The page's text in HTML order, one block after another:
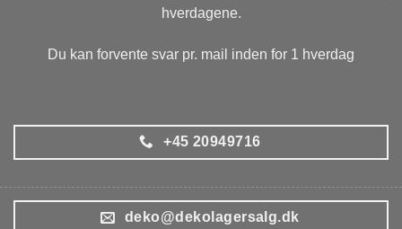
hverdagene.
Du kan forvente svar pr. mail inden for 1 hverdag
+45 20949716
deko@dekolagersalg.dk